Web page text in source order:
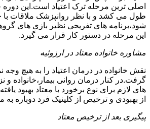
اصلی ترین مرحله ترک اعتیاد است.این دوره
طول می کشد و با نظر روانپزشک ملاقات با
شود،برنامه های تفریحی نظیر بازی های
این مرحله در دستور کار قرار می گیرد.
مشاوره خانواده معتاد در ارزوئیه
نقش خانواده در درمان اعتیاد را به هیچ وجه
گرفت.در کنار درمان روانی بیمار،خانواده و
های لازم برای نوع برخورد با معتاد بهبود
از بهبودی و ترخیص از کلینیک فرد دوباره به
پیگیری بعد از ترخیص معتاد